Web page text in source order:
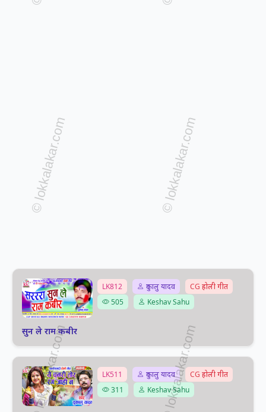
LK812 दुकालु यादव
CG होली गीत
505
Keshav Sahu
सुन ले राम कबीर
LK511 दुकालु यादव
CG होली गीत
311
Keshav Sahu